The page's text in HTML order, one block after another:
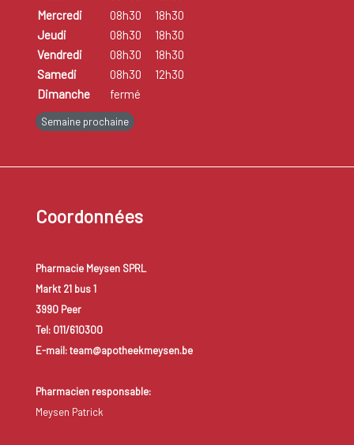
Mercredi
08h30
18h30
Jeudi
08h30
18h30
Vendredi
08h30
18h30
Samedi
08h30
12h30
Dimanche
fermé
Semaine prochaine
Coordonnées
Pharmacie Meysen SPRL
Markt 21 bus 1
3990 Peer
Tel: 011/610300
E-mail: team@apotheekmeysen.be
Pharmacien responsable:
Meysen Patrick